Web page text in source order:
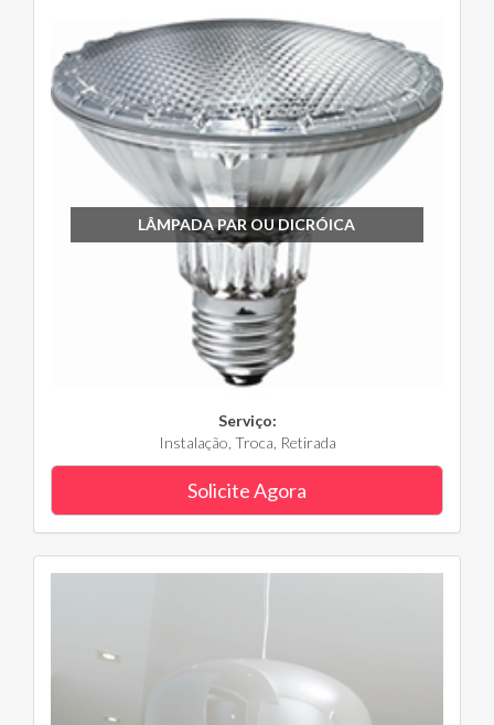
LÂMPADA PAR OU DICRÓICA
Serviço:
Instalação, Troca, Retirada
Solicite Agora